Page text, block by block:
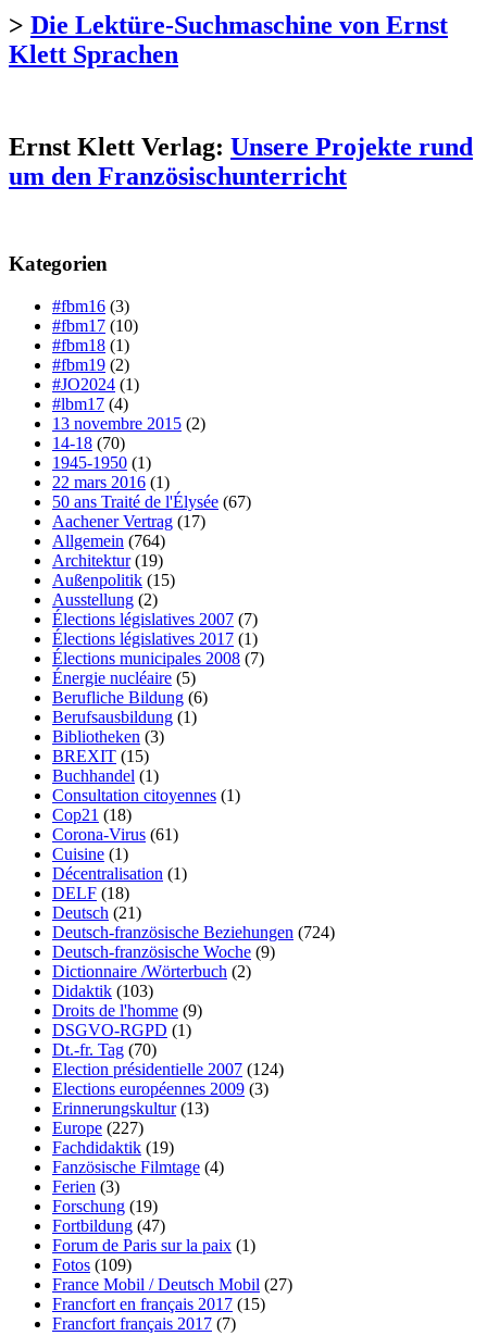
> Die Lektüre-Suchmaschine von Ernst
Klett Sprachen
Ernst Klett Verlag: Unsere Projekte rund
um den Französischunterricht
Kategorien
#fbm16 (3)
#fbm17 (10)
#fbm18 (1)
#fbm19 (2)
#JO2024 (1)
#lbm17 (4)
13 novembre 2015 (2)
14-18 (70)
1945-1950 (1)
22 mars 2016 (1)
50 ans Traité de l'Élysée (67)
Aachener Vertrag (17)
Allgemein (764)
Architektur(19)
Außenpolitik (15)
Ausstellung (2)
Élections législatives 2007 (7)
Élections législatives 2017 (1)
Élections municipales 2008 (7)
Énergie nucléaire (5)
Berufliche Bildung (6)
Berufsausbildung (1)
Bibliotheken (3)
BREXIT (15)
Buchhandel (1)
Consultation citoyennes (1)
Cop21 (18)
Corona-Virus (61)
Cuisine (1)
Décentralisation (1)
DELF (18)
Deutsch (21)
Deutsch-französische Beziehungen (724)
Deutsch-französische Woche (9)
Dictionnaire /Wörterbuch (2)
Didaktik (103)
Droits de l'homme (9)
DSGVO-RGPD (1)
Dt.-fr. Tag (70)
Election présidentielle 2007 (124)
Elections européennes 2009 (3)
Erinnerungskultur(13)
Europe (227)
Fachdidaktik (19)
Fanzösische Filmtage (4)
Ferien (3)
Forschung (19)
Fortbildung (47)
Forum de Paris sur la paix (1)
Fotos (109)
France Mobil / Deutsch Mobil (27)
Francfort en français 2017 (15)
Francfort français 2017 (7)